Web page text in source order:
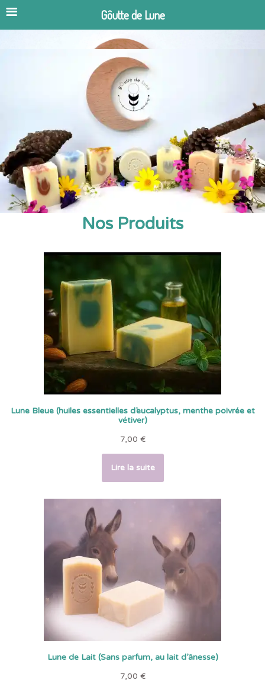
Nos Produits
Lune Bleue (huiles essentielles d’eucalyptus, menthe poivrée et
vétiver)
7,00 €
Lire la suite
Lune de Lait (Sans parfum, au lait d’ânesse)
7,00 €
Gôutte de Lune